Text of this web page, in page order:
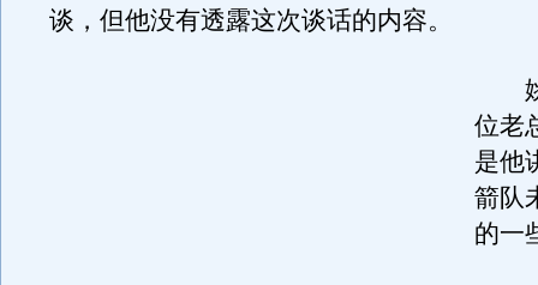
谈，但他没有透露这次谈话的内容。
姚
位老
是他
箭队
的一